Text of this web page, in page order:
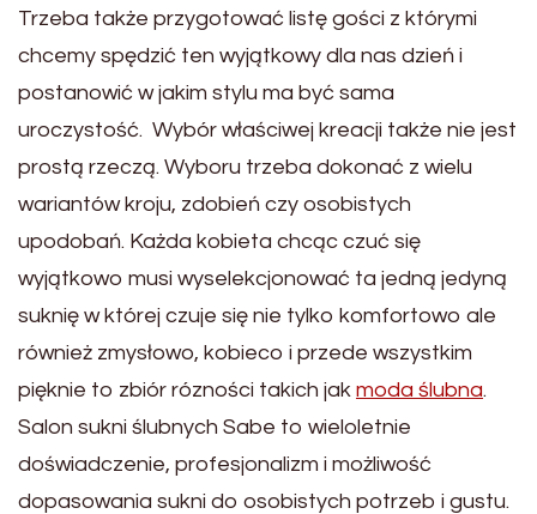
Trzeba także przygotować listę gości z którymi
chcemy spędzić ten wyjątkowy dla nas dzień i
postanowić w jakim stylu ma być sama
uroczystość. Wybór właściwej kreacji także nie jest
prostą rzeczą. Wyboru trzeba dokonać z wielu
wariantów kroju, zdobień czy osobistych
upodobań. Każda kobieta chcąc czuć się
wyjątkowo musi wyselekcjonować ta jedną jedyną
suknię w której czuje się nie tylko komfortowo ale
również zmysłowo, kobieco i przede wszystkim
pięknie to zbiór rózności takich jak moda ślubna.
Salon sukni ślubnych Sabe to wieloletnie
doświadczenie, profesjonalizm i możliwość
dopasowania sukni do osobistych potrzeb i gustu.